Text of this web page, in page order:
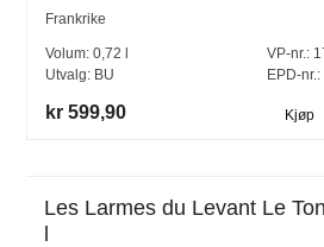
Frankrike
Volum:0,72
Utvalg: BU
VP-nr.:
EPD-
kr 599,90 Kjøp
Les Larmes du Levant Le
l